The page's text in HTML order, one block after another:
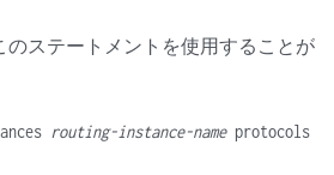
のステートメントを使用することが
routing-instance-nameprotocols